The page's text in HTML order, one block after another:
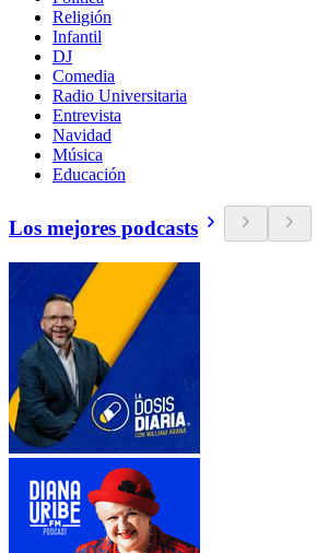
Religión
Infantil
DJ
Comedia
Radio Universitaria
Entrevista
Navidad
Música
Educación
Los mejores podcasts